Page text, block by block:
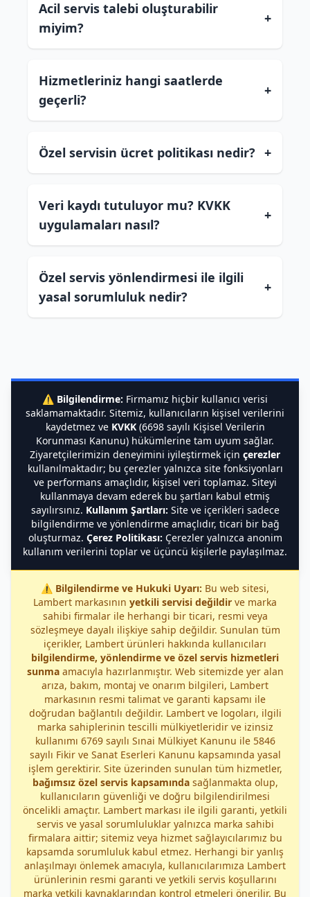
Acil servis talebi oluşturabilir
miyim?
+
Hizmetleriniz hangi saatlerde
geçerli?
+
Özel servisin ücret politikası nedir? +
Veri kaydı tutuluyor mu? KVKK
uygulamaları nasıl?
+
Özel servis yönlendirmesi ile ilgili
yasal sorumluluk nedir?
+
⚠️ Bilgilendirme: Firmamız hiçbir kullanıcı verisi
saklamamaktadır. Sitemiz, kullanıcıların kişisel verilerini
kaydetmez ve KVKK(6698 sayılı Kişisel Verilerin
Korunması Kanunu) hükümlerine tam uyum sağlar.
Ziyaretçilerimizin deneyimini iyileştirmek için çerezler
kullanılmaktadır; bu çerezler yalnızca site fonksiyonları
ve performans amaçlıdır, kişisel veri toplamaz. Siteyi
kullanmaya devam ederek bu şartları kabul etmiş
sayılırsınız. Kullanım Şartları: Site ve içerikleri sadece
bilgilendirme ve yönlendirme amaçlıdır, ticari bir bağ
oluşturmaz. Çerez Politikası: Çerezler yalnızca anonim
kullanım verilerini toplar ve üçüncü kişilerle paylaşılmaz.
⚠️ Bilgilendirme ve Hukuki Uyarı: Bu web sitesi,
Lambert markasının yetkili servisi değildir ve marka
sahibi firmalar ile herhangi bir ticari, resmi veya
sözleşmeye dayalı ilişkiye sahip değildir. Sunulan tüm
içerikler, Lambert ürünleri hakkında kullanıcıları
bilgilendirme, yönlendirme ve özel servis hizmetleri
sunmaamacıyla hazırlanmıştır. Web sitemizde yer alan
arıza, bakım, montaj ve onarım bilgileri, Lambert
markasının resmi talimat ve garanti kapsamı ile
doğrudan bağlantılı değildir. Lambert ve logoları, ilgili
marka sahiplerinin tescilli mülkiyetleridir ve izinsiz
kullanımı 6769 sayılı Sınai Mülkiyet Kanunu ile 5846
sayılı Fikir ve Sanat Eserleri Kanunu kapsamında yasal
işlem gerektirir. Site üzerinden sunulan tüm hizmetler,
bağımsız özel servis kapsamındasağlanmakta olup,
kullanıcıların güvenliği ve doğru bilgilendirilmesi
öncelikli amaçtır. Lambert markası ile ilgili garanti, yetkili
servis ve yasal sorumluluklar yalnızca marka sahibi
firmalara aittir; sitemiz veya hizmet sağlayıcılarımız bu
kapsamda sorumluluk kabul etmez. Herhangi bir yanlış
anlaşılmayı önlemek amacıyla, kullanıcılarımıza Lambert
ürünlerinin resmi garanti ve yetkili servis koşullarını
marka yetkili kaynaklarından kontrol etmeleri önerilir. Bu